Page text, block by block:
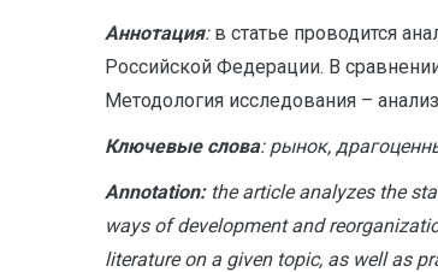
Аннотация: в статье проводится
Российской Федерации. В
Методология исследования –
Ключевые слова: рынок,
Annotation:the article analyzes the
ways of development and
literature on a given topic, as well as